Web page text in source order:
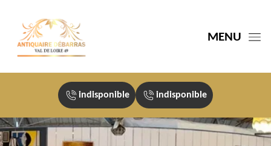
MENU
indisponible indisponible